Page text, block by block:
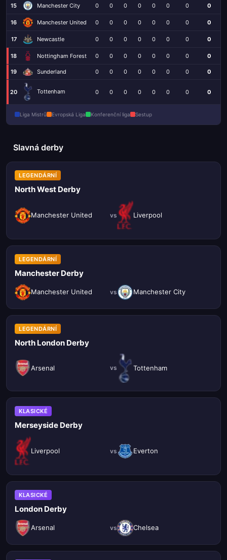
15 Manchester City 0 0 0 0 0 0 0 0
16 Manchester United 0 0 0 0 0 0 0 0
17 Newcastle 0 0 0 0 0 0 0 0
18 Nottingham Forest 0 0 0 0 0 0 0 0
19 Sunderland 0 0 0 0 0 0 0 0
20 Tottenham 0 0 0 0 0 0 0 0
Liga Mistrů Evropská Liga Konferenční liga Sestup
Slavná derby
LEGENDÁRNÍ
North West Derby
Manchester United vs Liverpool
LEGENDÁRNÍ
Manchester Derby
Manchester United vs Manchester City
LEGENDÁRNÍ
North London Derby
Arsenal vs Tottenham
KLASICKÉ
Merseyside Derby
Liverpool vs Everton
KLASICKÉ
London Derby
Arsenal vs Chelsea